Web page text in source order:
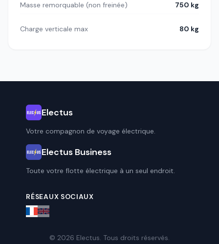
Masse remorquable (non freinée) 750 kg
Charge verticale max 80 kg
Electus
Votre compagnon de voyage électrique.
Electus Business
Toute votre flotte électrique à un seul endroit.
RÉSEAUX SOCIAUX
© 2026 Electus. Tous droits réservés.